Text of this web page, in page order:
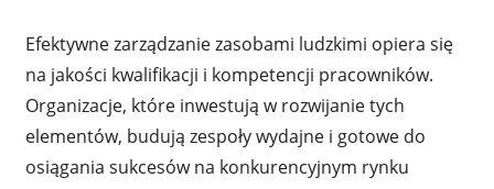
Efektywne zarządzanie zasobami ludzkimi opiera się
na jakości kwalifikacji i kompetencji pracowników.
Organizacje, które inwestują w rozwijanie tych
elementów, budują zespoły wydajne i gotowe do
osiągania sukcesów na konkurencyjnym rynku